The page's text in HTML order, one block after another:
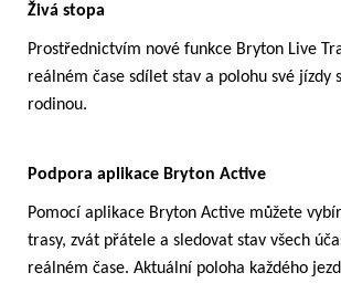
Živá stopa
Prostřednictvím nové funkce Bryton Live
reálném čase sdílet stav a polohu své jízdy
rodinou.
Podpora aplikace Bryton Active
Pomocí aplikace Bryton Active můžete
trasy, zvát přátele a sledovat stav všech
reálném čase. Aktuální poloha každého